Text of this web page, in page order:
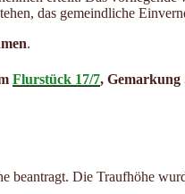
das gemeindliche
.
Flurstück 17/7, Gemarkung
beantragt. Die Traufhöhe